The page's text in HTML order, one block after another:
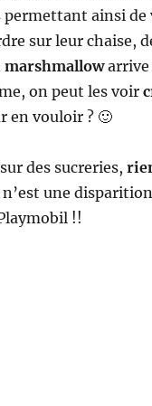
permettant ainsi de
sur leur chaise,
marshmallowarrive
on peut les voir
en vouloir ? 🙂
sur des sucreries,
n’est une
!!